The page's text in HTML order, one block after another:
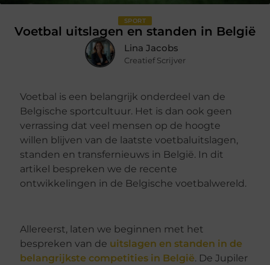
SPORT
Voetbal uitslagen en standen in België
Lina Jacobs
Creatief Scrijver
Voetbal is een belangrijk onderdeel van de
Belgische sportcultuur. Het is dan ook geen
verrassing dat veel mensen op de hoogte
willen blijven van de laatste voetbaluitslagen,
standen en transfernieuws in België. In dit
artikel bespreken we de recente
ontwikkelingen in de Belgische voetbalwereld.
Allereerst, laten we beginnen met het
bespreken van de uitslagen en standen in de
belangrijkste competities in België. De Jupiler